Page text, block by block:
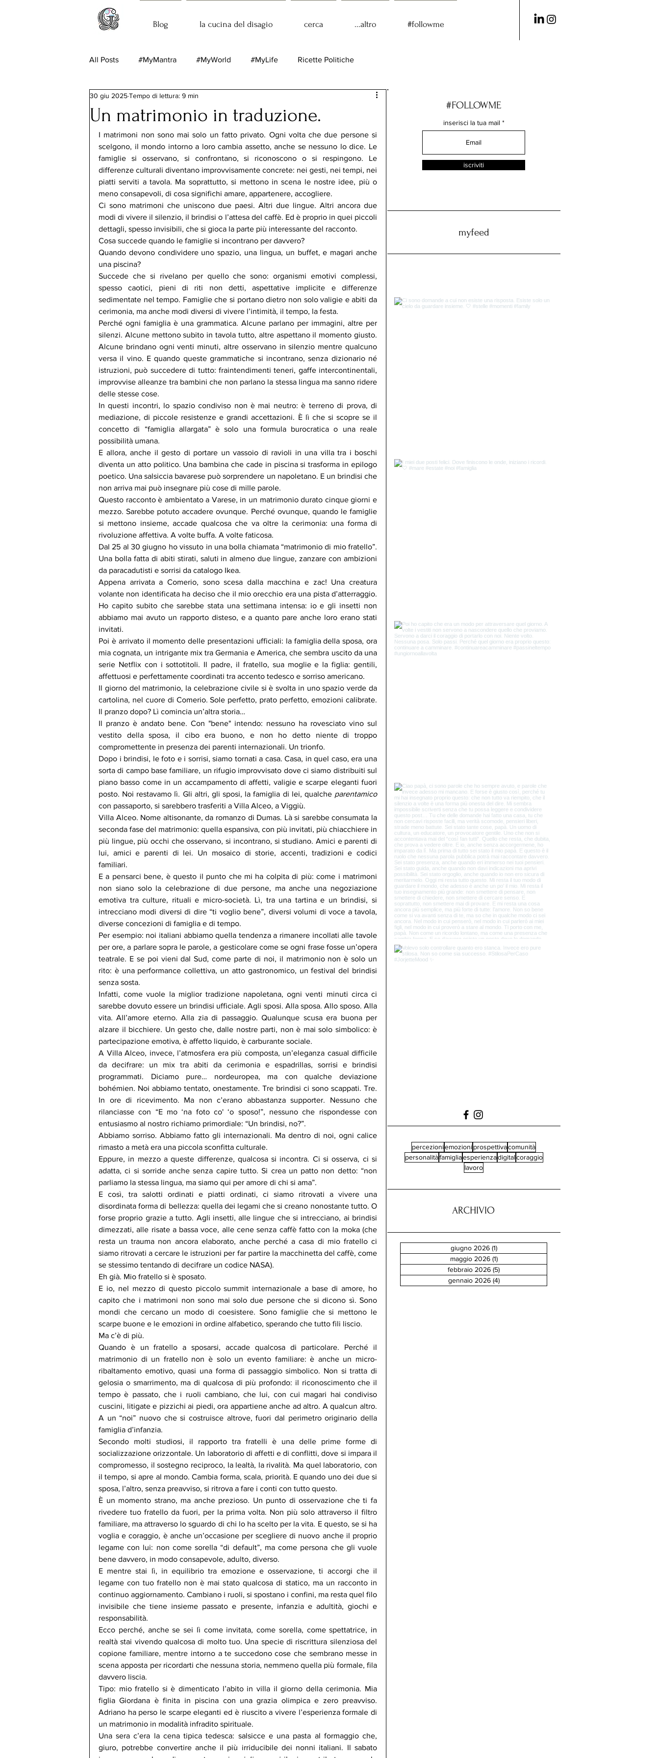
Blog la cucina del disagio cerca ...altro #followme
All Posts #MyMantra #MyWorld #MyLife Ricette Politiche
Un matrimonio in traduzione.
30 giu 2025Tempo di lettura: 9 min
I matrimoni non sono mai solo un fatto privato. Ogni volta che due persone si
scelgono, il mondo intorno a loro cambia assetto, anche se nessuno lo dice. Le
famiglie si osservano, si confrontano, si riconoscono o si respingono. Le
differenze culturali diventano improvvisamente concrete: nei gesti, nei tempi, nei
piatti serviti a tavola. Ma soprattutto, si mettono in scena le nostre idee, più o
meno consapevoli, di cosa significhi amare, appartenere, accogliere.
Ci sono matrimoni che uniscono due paesi. Altri due lingue. Altri ancora due
modi di vivere il silenzio, il brindisi o l’attesa del caffè. Ed è proprio in quei piccoli
dettagli, spesso invisibili, che si gioca la parte più interessante del racconto.
Cosa succede quando le famiglie si incontrano per davvero?
Quando devono condividere uno spazio, una lingua, un buffet, e magari anche
una piscina?
Succede che si rivelano per quello che sono: organismi emotivi complessi,
spesso caotici, pieni di riti non detti, aspettative implicite e differenze
sedimentate nel tempo. Famiglie che si portano dietro non solo valigie e abiti da
cerimonia, ma anche modi diversi di vivere l’intimità, il tempo, la festa.
Perché ogni famiglia è una grammatica. Alcune parlano per immagini, altre per
silenzi. Alcune mettono subito in tavola tutto, altre aspettano il momento giusto.
Alcune brindano ogni venti minuti, altre osservano in silenzio mentre qualcuno
versa il vino. E quando queste grammatiche si incontrano, senza dizionario né
istruzioni, può succedere di tutto: fraintendimenti teneri, gaffe intercontinentali,
improvvise alleanze tra bambini che non parlano la stessa lingua ma sanno ridere
delle stesse cose.
In questi incontri, lo spazio condiviso non è mai neutro: è terreno di prova, di
mediazione, di piccole resistenze e grandi accettazioni. È lì che si scopre se il
concetto di “famiglia allargata” è solo una formula burocratica o una reale
possibilità umana.
E allora, anche il gesto di portare un vassoio di ravioli in una villa tra i boschi
diventa un atto politico. Una bambina che cade in piscina si trasforma in epilogo
poetico. Una salsiccia bavarese può sorprendere un napoletano. E un brindisi che
non arriva mai può insegnare più cose di mille parole.
Questo racconto è ambientato a Varese, in un matrimonio durato cinque giorni e
mezzo. Sarebbe potuto accadere ovunque. Perché ovunque, quando le famiglie
si mettono insieme, accade qualcosa che va oltre la cerimonia: una forma di
rivoluzione affettiva. A volte buffa. A volte faticosa.
Dal 25 al 30 giugno ho vissuto in una bolla chiamata “matrimonio di mio fratello”.
Una bolla fatta di abiti stirati, saluti in almeno due lingue, zanzare con ambizioni
da paracadutisti e sorrisi da catalogo Ikea.
Appena arrivata a Comerio, sono scesa dalla macchina e zac! Una creatura
volante non identificata ha deciso che il mio orecchio era una pista d’atterraggio.
Ho capito subito che sarebbe stata una settimana intensa: io e gli insetti non
abbiamo mai avuto un rapporto disteso, e a quanto pare anche loro erano stati
invitati.
Poi è arrivato il momento delle presentazioni ufficiali: la famiglia della sposa, ora
mia cognata, un intrigante mix tra Germania e America, che sembra uscito da una
serie Netflix con i sottotitoli. Il padre, il fratello, sua moglie e la figlia: gentili,
affettuosi e perfettamente coordinati tra accento tedesco e sorriso americano.
Il giorno del matrimonio, la celebrazione civile si è svolta in uno spazio verde da
cartolina, nel cuore di Comerio. Sole perfetto, prato perfetto, emozioni calibrate.
Il pranzo dopo? Lì comincia un’altra storia…
Il pranzo è andato bene. Con "bene" intendo: nessuno ha rovesciato vino sul
vestito della sposa, il cibo era buono, e non ho detto niente di troppo
compromettente in presenza dei parenti internazionali. Un trionfo.
Dopo i brindisi, le foto e i sorrisi, siamo tornati a casa. Casa, in quel caso, era una
sorta di campo base familiare, un rifugio improvvisato dove ci siamo distribuiti sul
piano basso come in un accampamento di affetti, valigie e scarpe eleganti fuori
posto. Noi restavamo lì. Gli altri, gli sposi, la famiglia di lei, qualche parentamico
con passaporto, si sarebbero trasferiti a Villa Alceo, a Viggiù.
Villa Alceo. Nome altisonante, da romanzo di Dumas. Là si sarebbe consumata la
seconda fase del matrimonio: quella espansiva, con più invitati, più chiacchiere in
più lingue, più occhi che osservano, si incontrano, si studiano. Amici e parenti di
lui, amici e parenti di lei. Un mosaico di storie, accenti, tradizioni e codici
familiari.
E a pensarci bene, è questo il punto che mi ha colpita di più: come i matrimoni
non siano solo la celebrazione di due persone, ma anche una negoziazione
emotiva tra culture, rituali e micro-società. Lì, tra una tartina e un brindisi, si
intrecciano modi diversi di dire “ti voglio bene”, diversi volumi di voce a tavola,
diverse concezioni di famiglia e di tempo.
Per esempio: noi italiani abbiamo quella tendenza a rimanere incollati alle tavole
per ore, a parlare sopra le parole, a gesticolare come se ogni frase fosse un’opera
teatrale. E se poi vieni dal Sud, come parte di noi, il matrimonio non è solo un
rito: è una performance collettiva, un atto gastronomico, un festival del brindisi
senza sosta.
Infatti, come vuole la miglior tradizione napoletana, ogni venti minuti circa ci
sarebbe dovuto essere un brindisi ufficiale. Agli sposi. Alla sposa. Allo sposo. Alla
vita. All’amore eterno. Alla zia di passaggio. Qualunque scusa era buona per
alzare il bicchiere. Un gesto che, dalle nostre parti, non è mai solo simbolico: è
partecipazione emotiva, è affetto liquido, è carburante sociale.
A Villa Alceo, invece, l’atmosfera era più composta, un’eleganza casual difficile
da decifrare: un mix tra abiti da cerimonia e espadrillas, sorrisi e brindisi
programmati. Diciamo pure… nordeuropea, ma con qualche deviazione
bohémien. Noi abbiamo tentato, onestamente. Tre brindisi ci sono scappati. Tre.
In ore di ricevimento. Ma non c’erano abbastanza supporter. Nessuno che
rilanciasse con “E mo ‘na foto co' ‘o sposo!”, nessuno che rispondesse con
entusiasmo al nostro richiamo primordiale: “Un brindisi, no?”.
Abbiamo sorriso. Abbiamo fatto gli internazionali. Ma dentro di noi, ogni calice
rimasto a metà era una piccola sconfitta culturale.
Eppure, in mezzo a queste differenze, qualcosa si incontra. Ci si osserva, ci si
adatta, ci si sorride anche senza capire tutto. Si crea un patto non detto: “non
parliamo la stessa lingua, ma siamo qui per amore di chi si ama”.
E così, tra salotti ordinati e piatti ordinati, ci siamo ritrovati a vivere una
disordinata forma di bellezza: quella dei legami che si creano nonostante tutto. O
forse proprio grazie a tutto. Agli insetti, alle lingue che si intrecciano, ai brindisi
dimezzati, alle risate a bassa voce, alle cene senza caffè fatto con la moka (che
resta un trauma non ancora elaborato, anche perché a casa di mio fratello ci
siamo ritrovati a cercare le istruzioni per far partire la macchinetta del caffè, come
se stessimo tentando di decifrare un codice NASA).
Eh già. Mio fratello si è sposato.
E io, nel mezzo di questo piccolo summit internazionale a base di amore, ho
capito che i matrimoni non sono mai solo due persone che si dicono sì. Sono
mondi che cercano un modo di coesistere. Sono famiglie che si mettono le
scarpe buone e le emozioni in ordine alfabetico, sperando che tutto fili liscio.
Ma c’è di più.
Quando è un fratello a sposarsi, accade qualcosa di particolare. Perché il
matrimonio di un fratello non è solo un evento familiare: è anche un micro-
ribaltamento emotivo, quasi una forma di passaggio simbolico. Non si tratta di
gelosia o smarrimento, ma di qualcosa di più profondo: il riconoscimento che il
tempo è passato, che i ruoli cambiano, che lui, con cui magari hai condiviso
cuscini, litigate e pizzichi ai piedi, ora appartiene anche ad altro. A qualcun altro.
A un “noi” nuovo che si costruisce altrove, fuori dal perimetro originario della
famiglia d’infanzia.
Secondo molti studiosi, il rapporto tra fratelli è una delle prime forme di
socializzazione orizzontale. Un laboratorio di affetti e di conflitti, dove si impara il
compromesso, il sostegno reciproco, la lealtà, la rivalità. Ma quel laboratorio, con
il tempo, si apre al mondo. Cambia forma, scala, priorità. E quando uno dei due si
sposa, l’altro, senza preavviso, si ritrova a fare i conti con tutto questo.
È un momento strano, ma anche prezioso. Un punto di osservazione che ti fa
rivedere tuo fratello da fuori, per la prima volta. Non più solo attraverso il filtro
familiare, ma attraverso lo sguardo di chi lo ha scelto per la vita. E questo, se si ha
voglia e coraggio, è anche un’occasione per scegliere di nuovo anche il proprio
legame con lui: non come sorella “di default”, ma come persona che gli vuole
bene davvero, in modo consapevole, adulto, diverso.
E mentre stai lì, in equilibrio tra emozione e osservazione, ti accorgi che il
legame con tuo fratello non è mai stato qualcosa di statico, ma un racconto in
continuo aggiornamento. Cambiano i ruoli, si spostano i confini, ma resta quel filo
invisibile che tiene insieme passato e presente, infanzia e adultità, giochi e
responsabilità.
Ecco perché, anche se sei lì come invitata, come sorella, come spettatrice, in
realtà stai vivendo qualcosa di molto tuo. Una specie di riscrittura silenziosa del
copione familiare, mentre intorno a te succedono cose che sembrano messe in
scena apposta per ricordarti che nessuna storia, nemmeno quella più formale, fila
davvero liscia.
Tipo: mio fratello si è dimenticato l’abito in villa il giorno della cerimonia. Mia
figlia Giordana è finita in piscina con una grazia olimpica e zero preavviso.
Adriano ha perso le scarpe eleganti ed è riuscito a vivere l’esperienza formale di
un matrimonio in modalità infradito spirituale.
Una sera c’era la cena tipica tedesca: salsicce e una pasta al formaggio che,
giuro, potrebbe convertire anche il più irriducibile dei nonni italiani. Il sabato
#FOLLOWME
inserisci la tua mail
iscriviti
myfeed
percezioniemozioniprospettivacomunità
personalitàfamigliaesperienzadigitalcoraggio
lavoro
ARCHIVIO
giugno 2026 (1)1 post
maggio 2026 (1)1 post
febbraio 2026 (5)
gennaio 2026 (4)4 post